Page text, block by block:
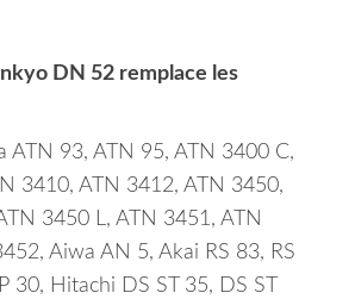
DN 52 remplace les
ATN 93, ATN 95, ATN 3400 C,
3410, ATN 3412, ATN 3450,
3450 L, ATN 3451, ATN
Aiwa AN 5, Akai RS 83, RS
30, Hitachi DS ST 35, DS ST